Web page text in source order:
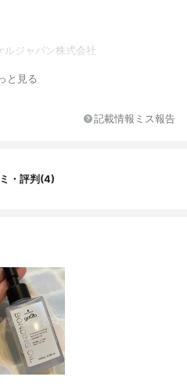
ルジャパン株式会社
と見る
記載情報ミス報告
・評判(4)